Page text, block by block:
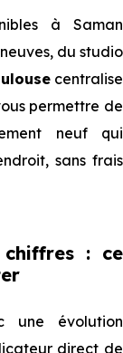
à Saman
du studio
centralise
permettre de
neuf qui
sans frais
chiffres : ce
une évolution
direct de